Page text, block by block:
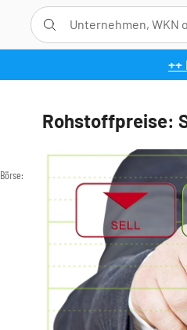
Rohstoffpreise:
Börse: